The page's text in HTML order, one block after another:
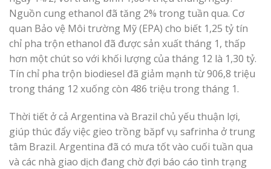
Nguồn cung ethanol đã tăng 2% trong tuần qua. Cơ
quan Bảo vệ Môi trường Mỹ (EPA) cho biết 1,25 tỷ tín
chỉ pha trộn ethanol đã được sản xuất tháng 1, thấp
hơn một chút so với khối lượng của tháng 12 là 1,30 tỷ.
Tín chỉ pha trộn biodiesel đã giảm mạnh từ 906,8 triệu
trong tháng 12 xuống còn 486 triệu trong tháng 1.
Thời tiết ở cả Argentina và Brazil chủ yếu thuận lợi,
giúp thúc đẩy việc gieo trồng băpf vụ safrinha ở trung
tâm Brazil. Argentina đã có mưa tốt vào cuối tuần qua
và các nhà giao dịch đang chờ đợi báo cáo tình trạng